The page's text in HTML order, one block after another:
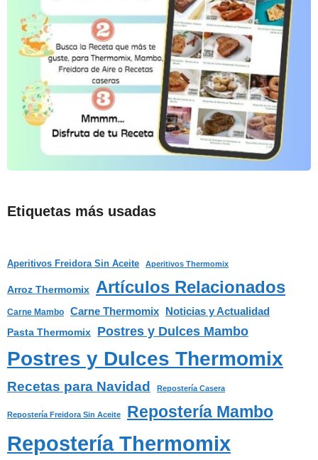
Etiquetas más usadas
Aperitivos Freidora Sin Aceite Aperitivos Thermomix
Arroz Thermomix Artículos Relacionados
Carne Mambo Carne Thermomix Noticias y Actualidad
Pasta Thermomix Postres y Dulces Mambo
Postres y Dulces Thermomix
Recetas para Navidad Repostería Casera
Repostería Freidora Sin Aceite Repostería Mambo
Repostería Thermomix